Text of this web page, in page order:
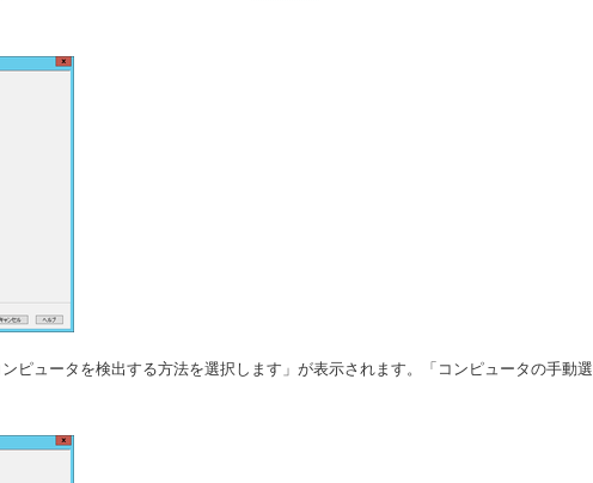
ピュータを検出する方法を選択します」が表示されます。「コンピュータの手動選